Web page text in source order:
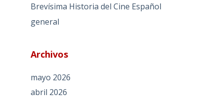
Brevísima Historia del Cine Español
general
Archivos
mayo 2026
abril 2026